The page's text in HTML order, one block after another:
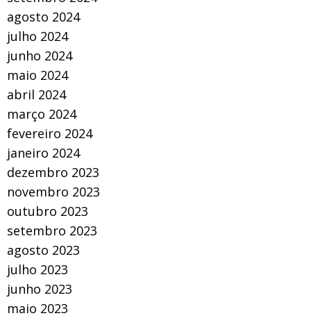
agosto 2024
julho 2024
junho 2024
maio 2024
abril 2024
março 2024
fevereiro 2024
janeiro 2024
dezembro 2023
novembro 2023
outubro 2023
setembro 2023
agosto 2023
julho 2023
junho 2023
maio 2023